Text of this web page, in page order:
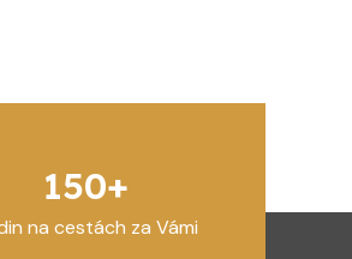
150+
na cestách za Vámi